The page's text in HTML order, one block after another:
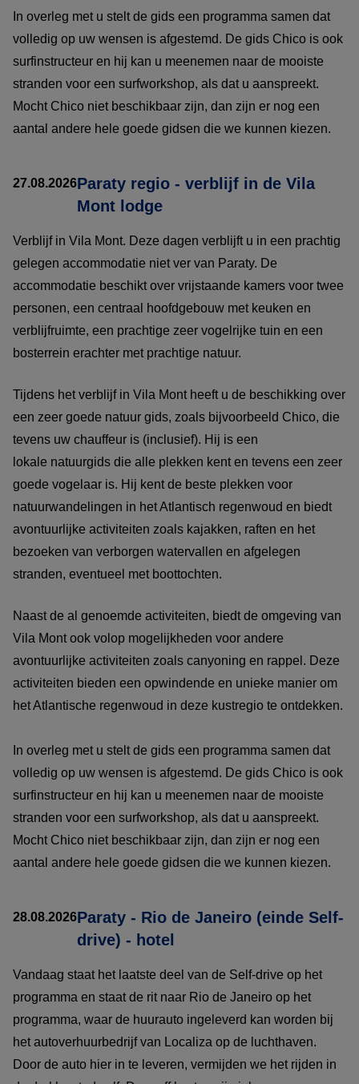
In overleg met u stelt de gids een programma samen dat
volledig op uw wensen is afgestemd. De gids Chico is ook
surfinstructeur en hij kan u meenemen naar de mooiste
stranden voor een surfworkshop, als dat u aanspreekt.
Mocht Chico niet beschikbaar zijn, dan zijn er nog een
aantal andere hele goede gidsen die we kunnen kiezen.
27.08.2026Paraty regio - verblijf in de Vila
Mont lodge
Verblijf in Vila Mont. Deze dagen verblijft u in een prachtig
gelegen accommodatie niet ver van Paraty. De
accommodatie beschikt over vrijstaande kamers voor twee
personen, een centraal hoofdgebouw met keuken en
verblijfruimte, een prachtige zeer vogelrijke tuin en een
bosterrein erachter met prachtige natuur.
Tijdens het verblijf in Vila Mont heeft u de beschikking over
een zeer goede natuur gids, zoals bijvoorbeeld Chico, die
tevens uw chauffeur is (inclusief). Hij is een
lokale natuurgids die alle plekken kent en tevens een zeer
goede vogelaar is. Hij kent de beste plekken voor
natuurwandelingen in het Atlantisch regenwoud en biedt
avontuurlijke activiteiten zoals kajakken, raften en het
bezoeken van verborgen watervallen en afgelegen
stranden, eventueel met boottochten.
Naast de al genoemde activiteiten, biedt de omgeving van
Vila Mont ook volop mogelijkheden voor andere
avontuurlijke activiteiten zoals canyoning en rappel. Deze
activiteiten bieden een opwindende en unieke manier om
het Atlantische regenwoud in deze kustregio te ontdekken.
In overleg met u stelt de gids een programma samen dat
volledig op uw wensen is afgestemd. De gids Chico is ook
surfinstructeur en hij kan u meenemen naar de mooiste
stranden voor een surfworkshop, als dat u aanspreekt.
Mocht Chico niet beschikbaar zijn, dan zijn er nog een
aantal andere hele goede gidsen die we kunnen kiezen.
28.08.2026Paraty - Rio de Janeiro (einde Self-
drive) - hotel
Vandaag staat het laatste deel van de Self-drive op het
programma en staat de rit naar Rio de Janeiro op het
programma, waar de huurauto ingeleverd kan worden bij
het autoverhuurbedrijf van Localiza op de luchthaven.
Door de auto hier in te leveren, vermijden we het rijden in